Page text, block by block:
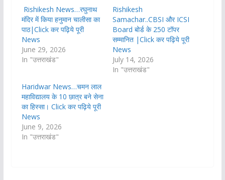
Rishikesh News…रघुनाथ
मंदिर में किया हनुमान चालीसा का
पाठ|Click कर पढ़िये पूरी
News
June 29, 2026
In "उत्तराखंड"
Rishikesh
Samachar..CBSI और ICSI
Board बोर्ड के 250 टॉपर
सम्मानित |Click कर पढ़िये पूरी
News
July 14, 2026
In "उत्तराखंड"
Haridwar News…चमन लाल
महाविद्यालय के 10 छात्र बने सेना
का हिस्सा। Click कर पढ़िये पूरी
News
June 9, 2026
In "उत्तराखंड"